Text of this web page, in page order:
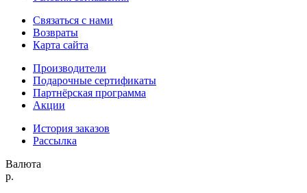
Связаться с нами
Возвраты
Карта сайта
Производители
Подарочные сертификаты
Партнёрская программа
Акции
История заказов
Рассылка
Валюта
р.